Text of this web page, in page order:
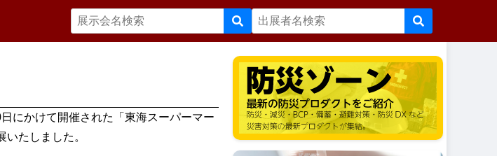
にかけて開催された「東海スーパーマー
たしました。